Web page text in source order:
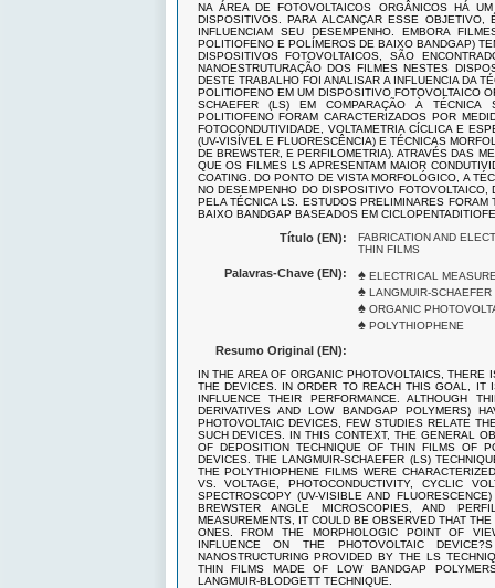
NA ÁREA DE FOTOVOLTAICOS ORGÂNICOS HÁ
DISPOSITIVOS. PARA ALCANÇAR ESSE OBJETIVO,
INFLUENCIAM SEU DESEMPENHO. EMBORA
POLITIOFENO E POLÍMEROS DE BAIXO BANDGAP)
DISPOSITIVOS FOTOVOLTAICOS, SÃO
NANOESTRUTURAÇÃO DOS FILMES NESTES
DESTE TRABALHO FOI ANALISAR A INFLUENCIA DA
POLITIOFENO EM UM DISPOSITIVO FOTOVOLTAICO
SCHAEFER (LS) EM COMPARAÇÃO À TÉCNICA
POLITIOFENO FORAM CARACTERIZADOS POR
FOTOCONDUTIVIDADE, VOLTAMETRIA CÍCLICA E
(UV-VISÍVEL E FLUORESCÊNCIA) E TÉCNICAS
DE BREWSTER, E PERFILOMETRIA). ATRAVÉS DAS
QUE OS FILMES LS APRESENTAM MAIOR
COATING. DO PONTO DE VISTA MORFOLÓGICO, A
NO DESEMPENHO DO DISPOSITIVO
PELA TÉCNICA LS. ESTUDOS PRELIMINARES
BAIXO BANDGAP BASEADOS EM
Título (EN):
FABRICATION AND
THIN FILMS
Palavras-Chave (EN): ♠ ELECTRICAL
♠ LANGMUIR-SCHAEFER
♠ ORGANIC
♠ POLYTHIOPHENE
Resumo Original (EN):
IN THE AREA OF ORGANIC PHOTOVOLTAICS,
THE DEVICES. IN ORDER TO REACH THIS GOAL, IT
INFLUENCE THEIR PERFORMANCE. ALTHOUGH
DERIVATIVES AND LOW BANDGAP POLYMERS)
PHOTOVOLTAIC DEVICES, FEW STUDIES RELATE
SUCH DEVICES. IN THIS CONTEXT, THE GENERAL
OF DEPOSITION TECHNIQUE OF THIN FILMS OF
DEVICES. THE LANGMUIR-SCHAEFER (LS)
THE POLYTHIOPHENE FILMS WERE
VS. VOLTAGE, PHOTOCONDUCTIVITY, CYCLIC
SPECTROSCOPY (UV-VISIBLE AND
BREWSTER ANGLE MICROSCOPIES, AND
MEASUREMENTS, IT COULD BE OBSERVED THAT
ONES. FROM THE MORPHOLOGIC POINT OF
INFLUENCE ON THE PHOTOVOLTAIC
NANOSTRUCTURING PROVIDED BY THE LS
THIN FILMS MADE OF LOW BANDGAP
LANGMUIR-BLODGETT TECHNIQUE.